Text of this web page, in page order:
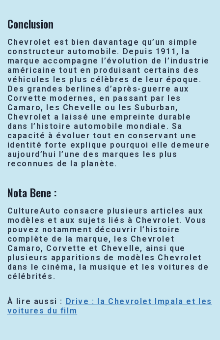
Conclusion
Chevrolet est bien davantage qu’un simple
constructeur automobile. Depuis 1911, la
marque accompagne l’évolution de l’industrie
américaine tout en produisant certains des
véhicules les plus célèbres de leur époque.
Des grandes berlines d’après-guerre aux
Corvette modernes, en passant par les
Camaro, les Chevelle ou les Suburban,
Chevrolet a laissé une empreinte durable
dans l’histoire automobile mondiale. Sa
capacité à évoluer tout en conservant une
identité forte explique pourquoi elle demeure
aujourd’hui l’une des marques les plus
reconnues de la planète.
Nota Bene :
CultureAuto consacre plusieurs articles aux
modèles et aux sujets liés à Chevrolet. Vous
pouvez notamment découvrir l’histoire
complète de la marque, les Chevrolet
Camaro, Corvette et Chevelle, ainsi que
plusieurs apparitions de modèles Chevrolet
dans le cinéma, la musique et les voitures de
célébrités.
À lire aussi : Drive : la Chevrolet Impala et les
voitures du film